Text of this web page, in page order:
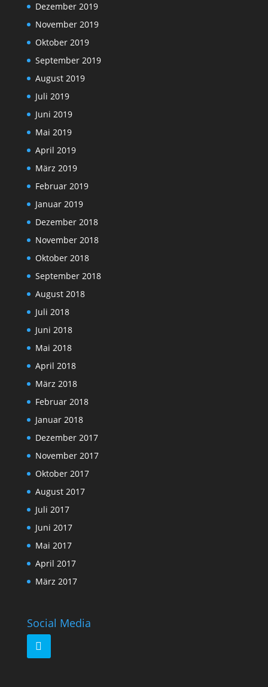
Dezember 2019
November 2019
Oktober 2019
September 2019
August 2019
Juli 2019
Juni 2019
Mai 2019
April 2019
März 2019
Februar 2019
Januar 2019
Dezember 2018
November 2018
Oktober 2018
September 2018
August 2018
Juli 2018
Juni 2018
Mai 2018
April 2018
März 2018
Februar 2018
Januar 2018
Dezember 2017
November 2017
Oktober 2017
August 2017
Juli 2017
Juni 2017
Mai 2017
April 2017
März 2017
Social Media